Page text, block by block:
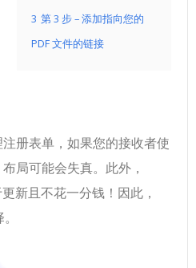
3 第 3 步 – 添加指向您的
PDF 文件的链接
册表单，如果您的接收者使
局可能会失真。此外，
新且不花一分钱！因此，